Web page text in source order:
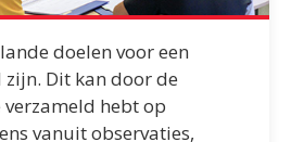
doelen voor een
Dit kan door de
hebt op
vanuit observaties,